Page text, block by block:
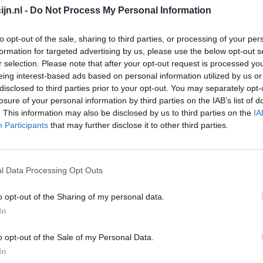
- Do Not Process My Personal Information
opt-out of the sale, sharing to third parties, or processing of your
for targeted advertising by us, please use the below opt-out
selection. Please note that after your opt-out request is processed
interest-based ads based on personal information utilized by us
to third parties prior to your opt-out. You may separately
of your personal information by third parties on the IAB’s list of
This information may also be disclosed by us to third parties on the
Participants that may further disclose it to other third parties.
Data Processing Opt Outs
opt-out of the Sharing of my personal data.
opt-out of the Sale of my Personal Data.
Depressie - antidepressiva overig
Pijn - morfine-achtigen
Schildklier - hypothyroidie (traagwerkend)
Maagzuur - protonpompremmers
Bloeddruk - betablokkers
Epilepsie
Depressie - antidepressiva overig
Depressie - antidepressiva TCA
Depressie - antidepressiva overig
Anticonceptie - eenfase
Depressie - antidepressiva SSRI
Psychose / schizofrenie - antipsychotica